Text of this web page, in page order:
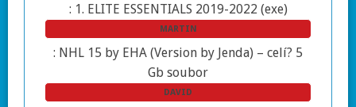
: 1. ELITE ESSENTIALS 2019-2022 (exe)
MARTIN
: NHL 15 by EHA (Version by Jenda) – celí? 5
Gb soubor
DAVID